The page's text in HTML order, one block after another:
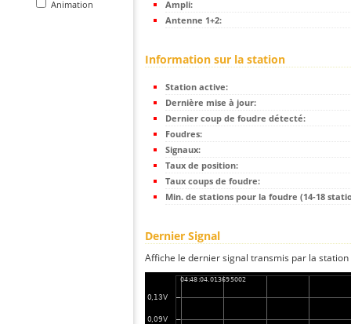
Animation
Ampli:
Antenne 1+2:
Information sur la station
Station active:
Dernière mise à jour:
Dernier coup de foudre détecté:
Foudres:
Signaux:
Taux de position:
Taux coups de foudre:
Min. de stations pour la foudre (14-18
Dernier Signal
Affiche le dernier signal transmis par la